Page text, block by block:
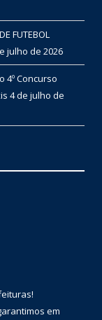
FUTEBOL
julho de 2026
4º Concurso
4 de julho de
!
em